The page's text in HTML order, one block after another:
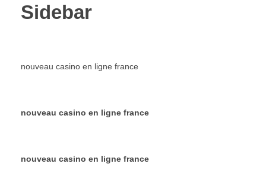
Sidebar
nouveau casino en ligne france
nouveau casino en ligne france
nouveau casino en ligne france